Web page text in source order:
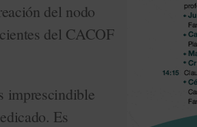
del nodo
del CACOF
imprescindible
Es